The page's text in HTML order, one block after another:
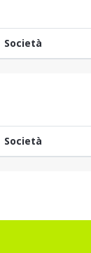
Società
Società